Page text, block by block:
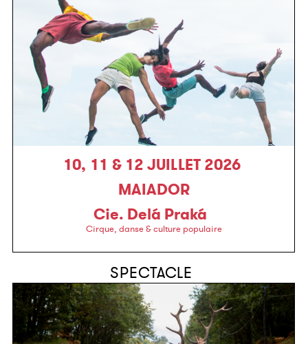
10, 11 & 12 JUILLET 2026
MAIADOR
Cie. Delá Praká
Cirque, danse & culture populaire
SPECTACLE